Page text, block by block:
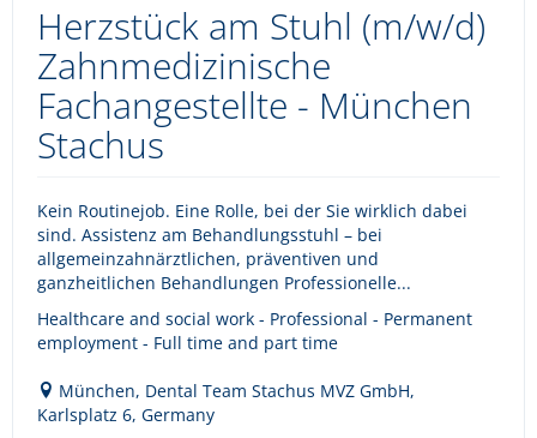
Herzstück am Stuhl (m/w/d)
Zahnmedizinische
Fachangestellte - München
Stachus
Kein Routinejob. Eine Rolle, bei der Sie wirklich dabei
sind. Assistenz am Behandlungsstuhl – bei
allgemeinzahnärztlichen, präventiven und
ganzheitlichen Behandlungen Professionelle...
Healthcare and social work - Professional - Permanent
employment - Full time and part time
München, Dental Team Stachus MVZ GmbH,
Karlsplatz 6, Germany